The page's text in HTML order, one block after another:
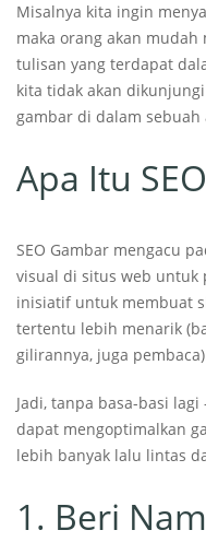
Misalnya kita ingin
maka orang akan
tulisan yang terdapat
kita tidak akan
gambar di dalam
Apa Itu
SEO Gambar mengacu
visual di situs web untuk
inisiatif untuk membuat
tertentu lebih menarik
gilirannya, juga
Jadi, tanpa basa-basi
dapat mengoptimalkan
lebih banyak lalu lintas
1. Beri